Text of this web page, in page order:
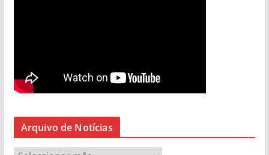
Arquivo de Notícias